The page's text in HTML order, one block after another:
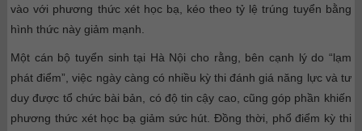
vào với phương thức xét học bạ, kéo theo tỷ lệ trúng tuyển bằng
hình thức này giảm mạnh.
Một cán bộ tuyển sinh tại Hà Nội cho rằng, bên cạnh lý do “lạm
phát điểm”, việc ngày càng có nhiều kỳ thi đánh giá năng lực và tư
duy được tổ chức bài bản, có độ tin cậy cao, cũng góp phần khiến
phương thức xét học bạ giảm sức hút. Đồng thời, phổ điểm kỳ thi